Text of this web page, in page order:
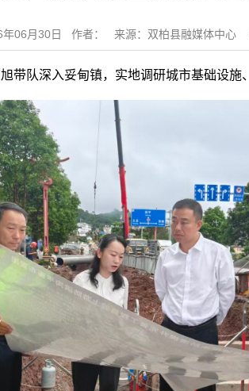
年06月30日 作者： 来源：双柏县融媒体中心
带队深入妥甸镇，实地调研城市基础设施